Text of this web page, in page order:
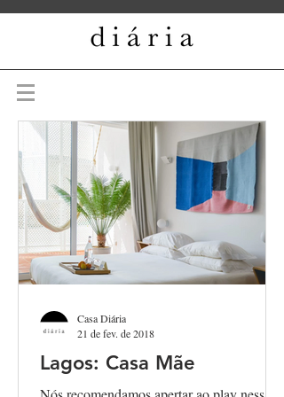
Lagos: Casa Mãe
Casa Diária
21 de fev. de 2018